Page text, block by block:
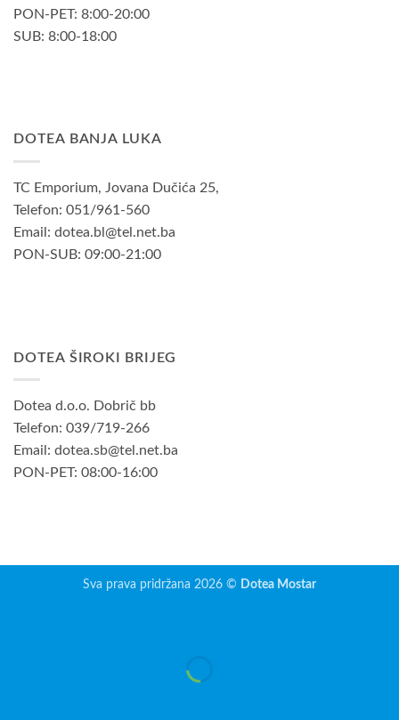
PON-PET: 8:00-20:00
SUB: 8:00-18:00
DOTEA BANJA LUKA
TC Emporium, Jovana Dučića 25,
Telefon: 051/961-560
Email: dotea.bl@tel.net.ba
PON-SUB: 09:00-21:00
DOTEA ŠIROKI BRIJEG
Dotea d.o.o. Dobrič bb
Telefon: 039/719-266
Email: dotea.sb@tel.net.ba
PON-PET: 08:00-16:00
Sva prava pridržana 2026 © Dotea Mostar